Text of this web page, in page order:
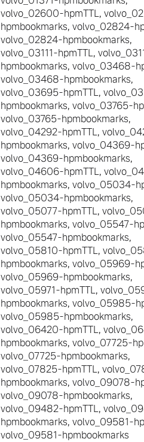
volvo_02600-hpmTTL,
hpmbookmarks,volvo_02824-
volvo_02824-hpmbookmarks,
volvo_03111-hpmTTL,
hpmbookmarks,volvo_03468-
volvo_03468-hpmbookmarks,
volvo_03695-hpmTTL,
hpmbookmarks,volvo_03765-
volvo_03765-hpmbookmarks,
volvo_04292-hpmTTL,
hpmbookmarks,volvo_04369-
volvo_04369-hpmbookmarks,
volvo_04606-hpmTTL,
hpmbookmarks,volvo_05034-
volvo_05034-hpmbookmarks,
volvo_05077-hpmTTL,
hpmbookmarks,volvo_05547-
volvo_05547-hpmbookmarks,
volvo_05810-hpmTTL,
hpmbookmarks,volvo_05969-
volvo_05969-hpmbookmarks,
volvo_05971-hpmTTL,
hpmbookmarks,volvo_05985-
volvo_05985-hpmbookmarks,
volvo_06420-hpmTTL,
hpmbookmarks,volvo_07725-
volvo_07725-hpmbookmarks,
volvo_07825-hpmTTL,
hpmbookmarks,volvo_09078-
volvo_09078-hpmbookmarks,
volvo_09482-hpmTTL,
hpmbookmarks,volvo_09581-
volvo_09581-hpmbookmarks